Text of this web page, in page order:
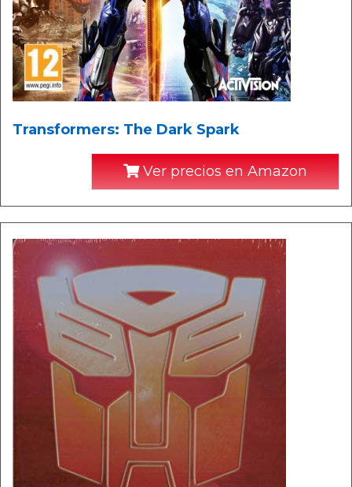
Transformers: The Dark Spark
Ver precios en Amazon